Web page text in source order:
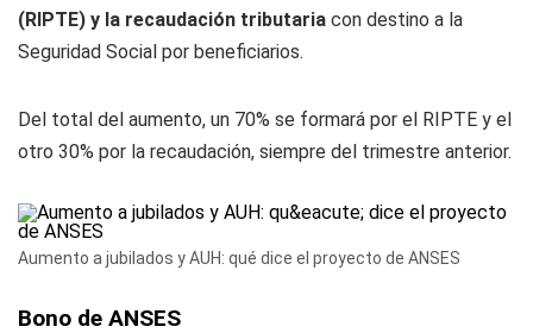
(RIPTE) y la recaudación tributaria con destino a la
Seguridad Social por beneficiarios.
Del total del aumento, un 70% se formará por el RIPTE y el
otro 30% por la recaudación, siempre del trimestre anterior.
Aumento a jubilados y AUH: qué dice el proyecto de ANSES
Bono de ANSES